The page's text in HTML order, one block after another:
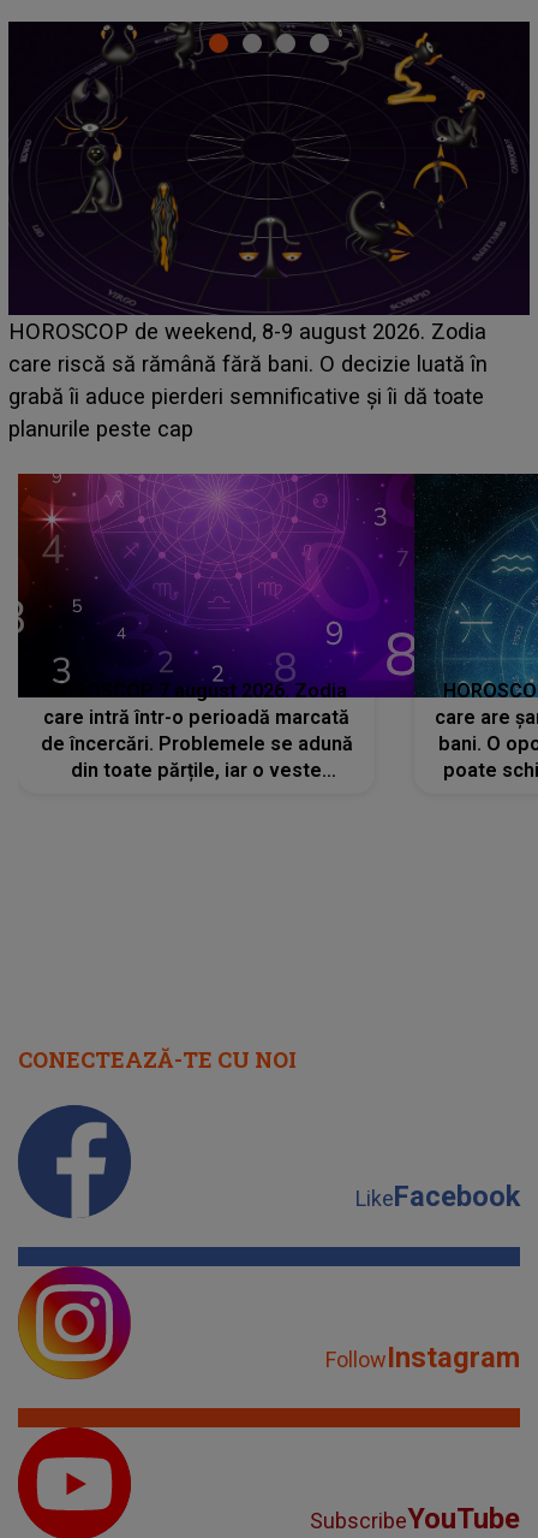
Emanuel a ținut ACEST DETALIU ASCUNS până
acum! În fața Alexandrei, concurentul din Casa Iubirii
face o MĂRTURISIRE NEAȘTEPTATĂ despre mama
sa: "I-am spus și ei în față, eu nu te iubesc pentru
HOROSCOP 7 august 2026. Zodia
care intră într-o perioadă marcată
de încercări. Problemele se adună
din toate părțile, iar o veste
care are
bani. O
poate
CONECTEAZĂ-TE CU NOI
LikeFacebook
FollowInstagram
SubscribeYouTube